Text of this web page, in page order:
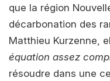
que la région
décarbonation des
Matthieu Kurzenne,
équation assez
résoudre dans une